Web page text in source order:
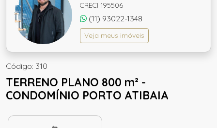
Código: 310
TERRENO PLANO 800 m² -
CONDOMÍNIO PORTO ATIBAIA
CRECI 195506
(11) 93022-1348
Veja meus imóveis